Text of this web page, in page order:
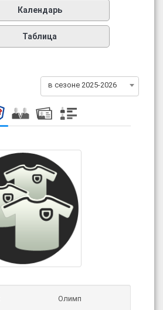
Календарь
Таблица
в сезоне 2025-2026
Олимп